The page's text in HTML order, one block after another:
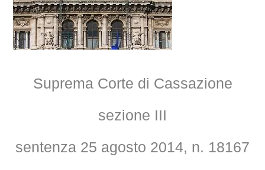
Suprema Corte di Cassazione
sezione III
sentenza 25 agosto 2014, n. 18167